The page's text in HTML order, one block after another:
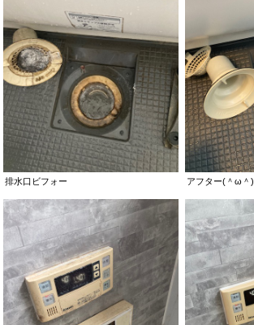
排水口ビフォー アフター(＾ω＾)